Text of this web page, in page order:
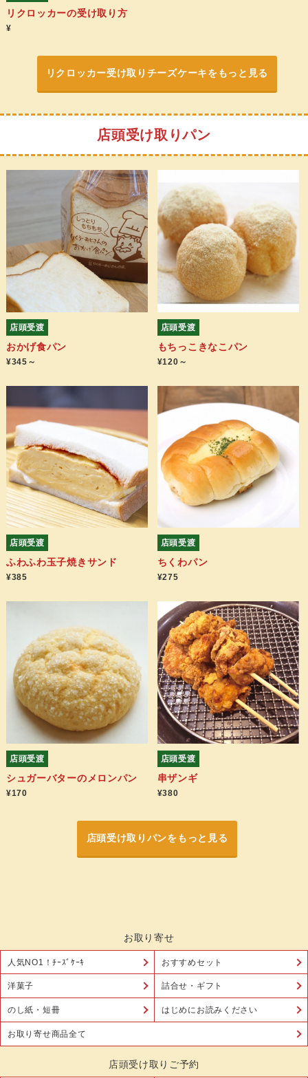
リクロッカーの受け取り方
¥
リクロッカー受け取りチーズケーキをもっと見る
店頭受け取りパン
店頭受渡
おかげ食パン
¥345～
店頭受渡
もちっこきなこパン
¥120～
店頭受渡
ふわふわ玉子焼きサンド
¥385
店頭受渡
ちくわパン
¥275
店頭受渡
シュガーバターのメロンパン
¥170
店頭受渡
串ザンギ
¥380
店頭受け取りパンをもっと見る
お取り寄せ
人気NO1！ﾁｰｽﾞｹｰｷ おすすめセット
洋菓子 詰合せ・ギフト
のし紙・短冊 はじめにお読みください
お取り寄せ商品全て
店頭受け取りご予約